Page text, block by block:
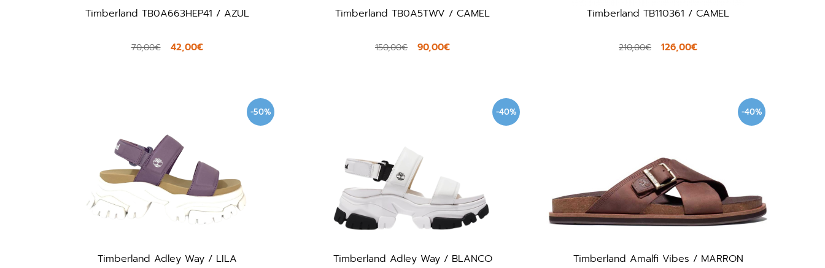
Timberland TB0A663HEP41 / AZUL
70,00€ 42,00€
Timberland TB0A5TWV / CAMEL
150,00€ 90,00€
Timberland TB110361 / CAMEL
210,00€ 126,00€
-50%
Timberland Adley Way / LILA
-40%
Timberland Adley Way / BLANCO
-40%
Timberland Amalfi Vibes / MARRON